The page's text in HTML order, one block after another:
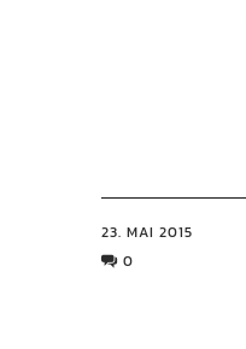
23. MAI 2015
0